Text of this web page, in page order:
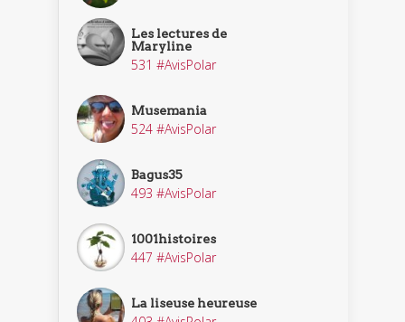
Les lectures de
Maryline
531 #AvisPolar
Musemania
524 #AvisPolar
Bagus35
493 #AvisPolar
1001histoires
447 #AvisPolar
La liseuse heureuse